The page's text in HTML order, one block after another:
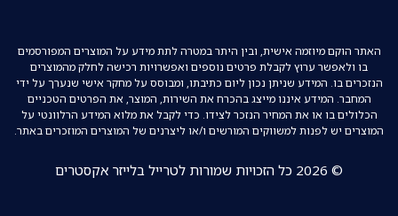
האתר הוקם מיוזמה אישית, ובין היתר במטרה לתת מידע על המוצרים המפורסמים
בו ולאפשר ערוץ לקבלת פרטים נוספים ואפשרויות רכישה לחלק מהמוצרים
הנזכרים בו. המידע שניתן נכון ליום כתיבתו, ומבוסס על מחקר אישי שנערך על ידי
המחבר. המידע איננו מייצג בהכרח את השירות, המוצר, את הפרטים הטכניים
הכלולים בו או את המחיר הנזכר לצידו. כדי לקבל את מלוא המידע הרלוונטי על
המוצרים יש לפנות למשווקים המורשים ו/או ליצרנים של המוצרים המוזכרים באתר.
© 2026 כל הזכויות שמורות לטרייל בלייזר אקסטרים